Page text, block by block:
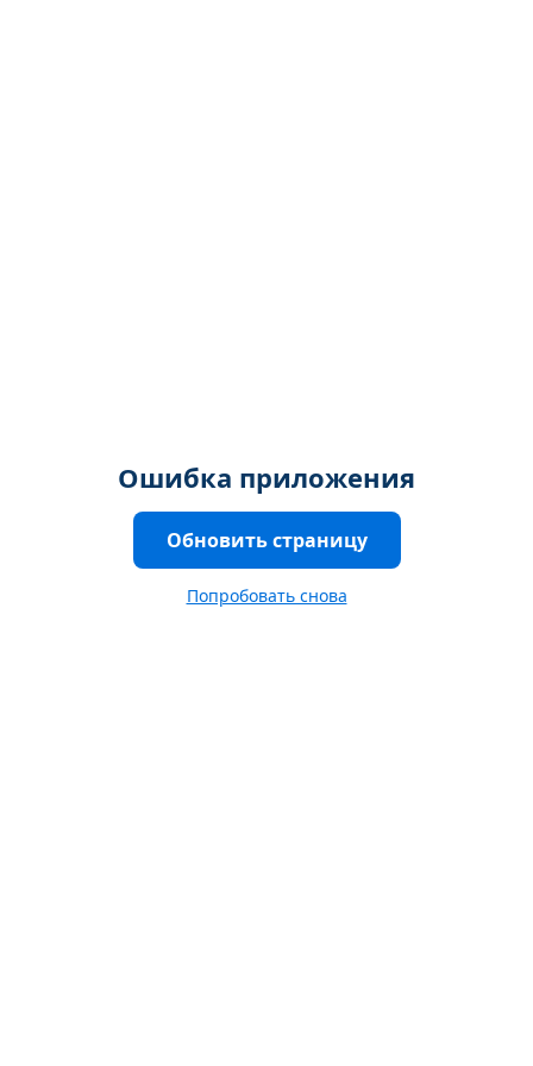
Ошибка приложения
Обновить страницу
Попробовать снова